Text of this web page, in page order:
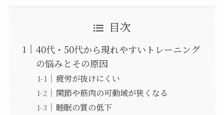
目次
40代・50代から現れやすいトレーニング
の悩みとその原因
疲労が抜けにくい
関節や筋肉の可動域が狭くなる
睡眠の質の低下